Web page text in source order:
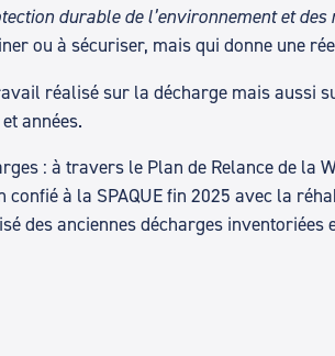
durable de l’environnement et des
ou à sécuriser, mais qui donne une
réalisé sur la décharge mais aussi
années.
: à travers le Plan de Relance de la
à la SPAQUE fin 2025 avec la
des anciennes décharges inventoriées